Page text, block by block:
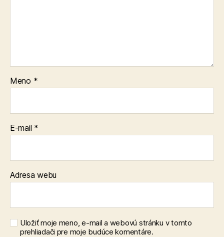
Meno *
E-mail *
Adresa webu
Uložiť moje meno, e-mail a webovú stránku v tomto
prehliadači pre moje budúce komentáre.